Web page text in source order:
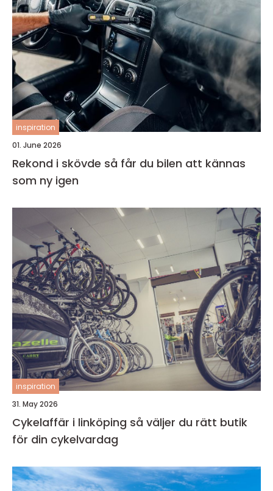
inspiration
01. June 2026
Rekond i skövde så får du bilen att kännas
som ny igen
inspiration
31. May 2026
Cykelaffär i linköping så väljer du rätt butik
för din cykelvardag